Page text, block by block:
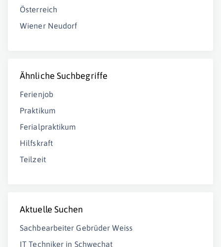
Österreich
Wiener Neudorf
Ähnliche Suchbegriffe
Ferienjob
Praktikum
Ferialpraktikum
Hilfskraft
Teilzeit
Aktuelle Suchen
Sachbearbeiter Gebrüder Weiss
IT Techniker in Schwechat